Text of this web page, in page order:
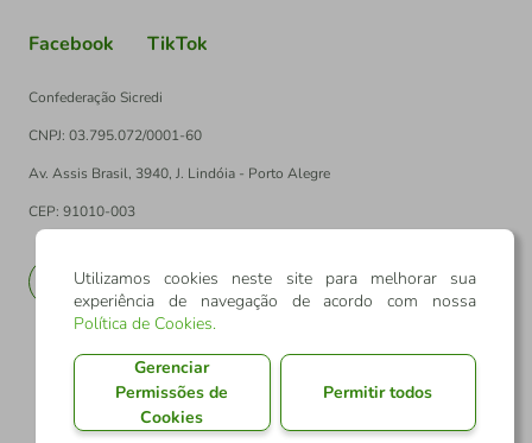
Facebook TikTok
Confederação Sicredi
CNPJ: 03.795.072/0001-60
Av. Assis Brasil, 3940, J. Lindóia - Porto Alegre
CEP: 91010-003
EN
Utilizamos cookies neste site para melhorar sua
experiência de navegação de acordo com nossa
Política de Cookies.
Gerenciar
Permissões de
Cookies
Permitir todos